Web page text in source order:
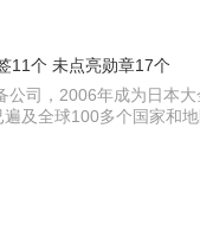
11个 未点亮勋章17个
司，2006年成为日本
及全球100多个国家和